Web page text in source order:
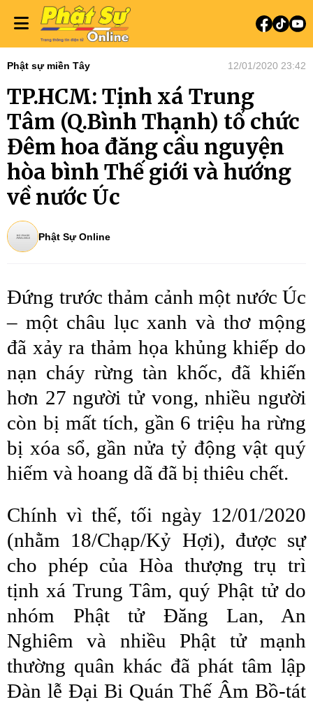
Phật sự miền Tây 12/01/2020 23:42
TP.HCM: Tịnh xá Trung
Tâm (Q.Bình Thạnh) tổ chức
Đêm hoa đăng cầu nguyện
hòa bình Thế giới và hướng
về nước Úc
Phật Sự Online
Đứng trước thảm cảnh một nước Úc
– một châu lục xanh và thơ mộng
đã xảy ra thảm họa khủng khiếp do
nạn cháy rừng tàn khốc, đã khiến
hơn 27 người tử vong, nhiều người
còn bị mất tích, gần 6 triệu ha rừng
bị xóa sổ, gần nửa tỷ động vật quý
hiếm và hoang dã đã bị thiêu chết.
Chính vì thế, tối ngày 12/01/2020
(nhằm 18/Chạp/Kỷ Hợi), được sự
cho phép của Hòa thượng trụ trì
tịnh xá Trung Tâm, quý Phật tử do
nhóm Phật tử Đăng Lan, An
Nghiêm và nhiều Phật tử mạnh
thường quân khác đã phát tâm lập
Đàn lễ Đại Bi Quán Thế Âm Bồ-tát